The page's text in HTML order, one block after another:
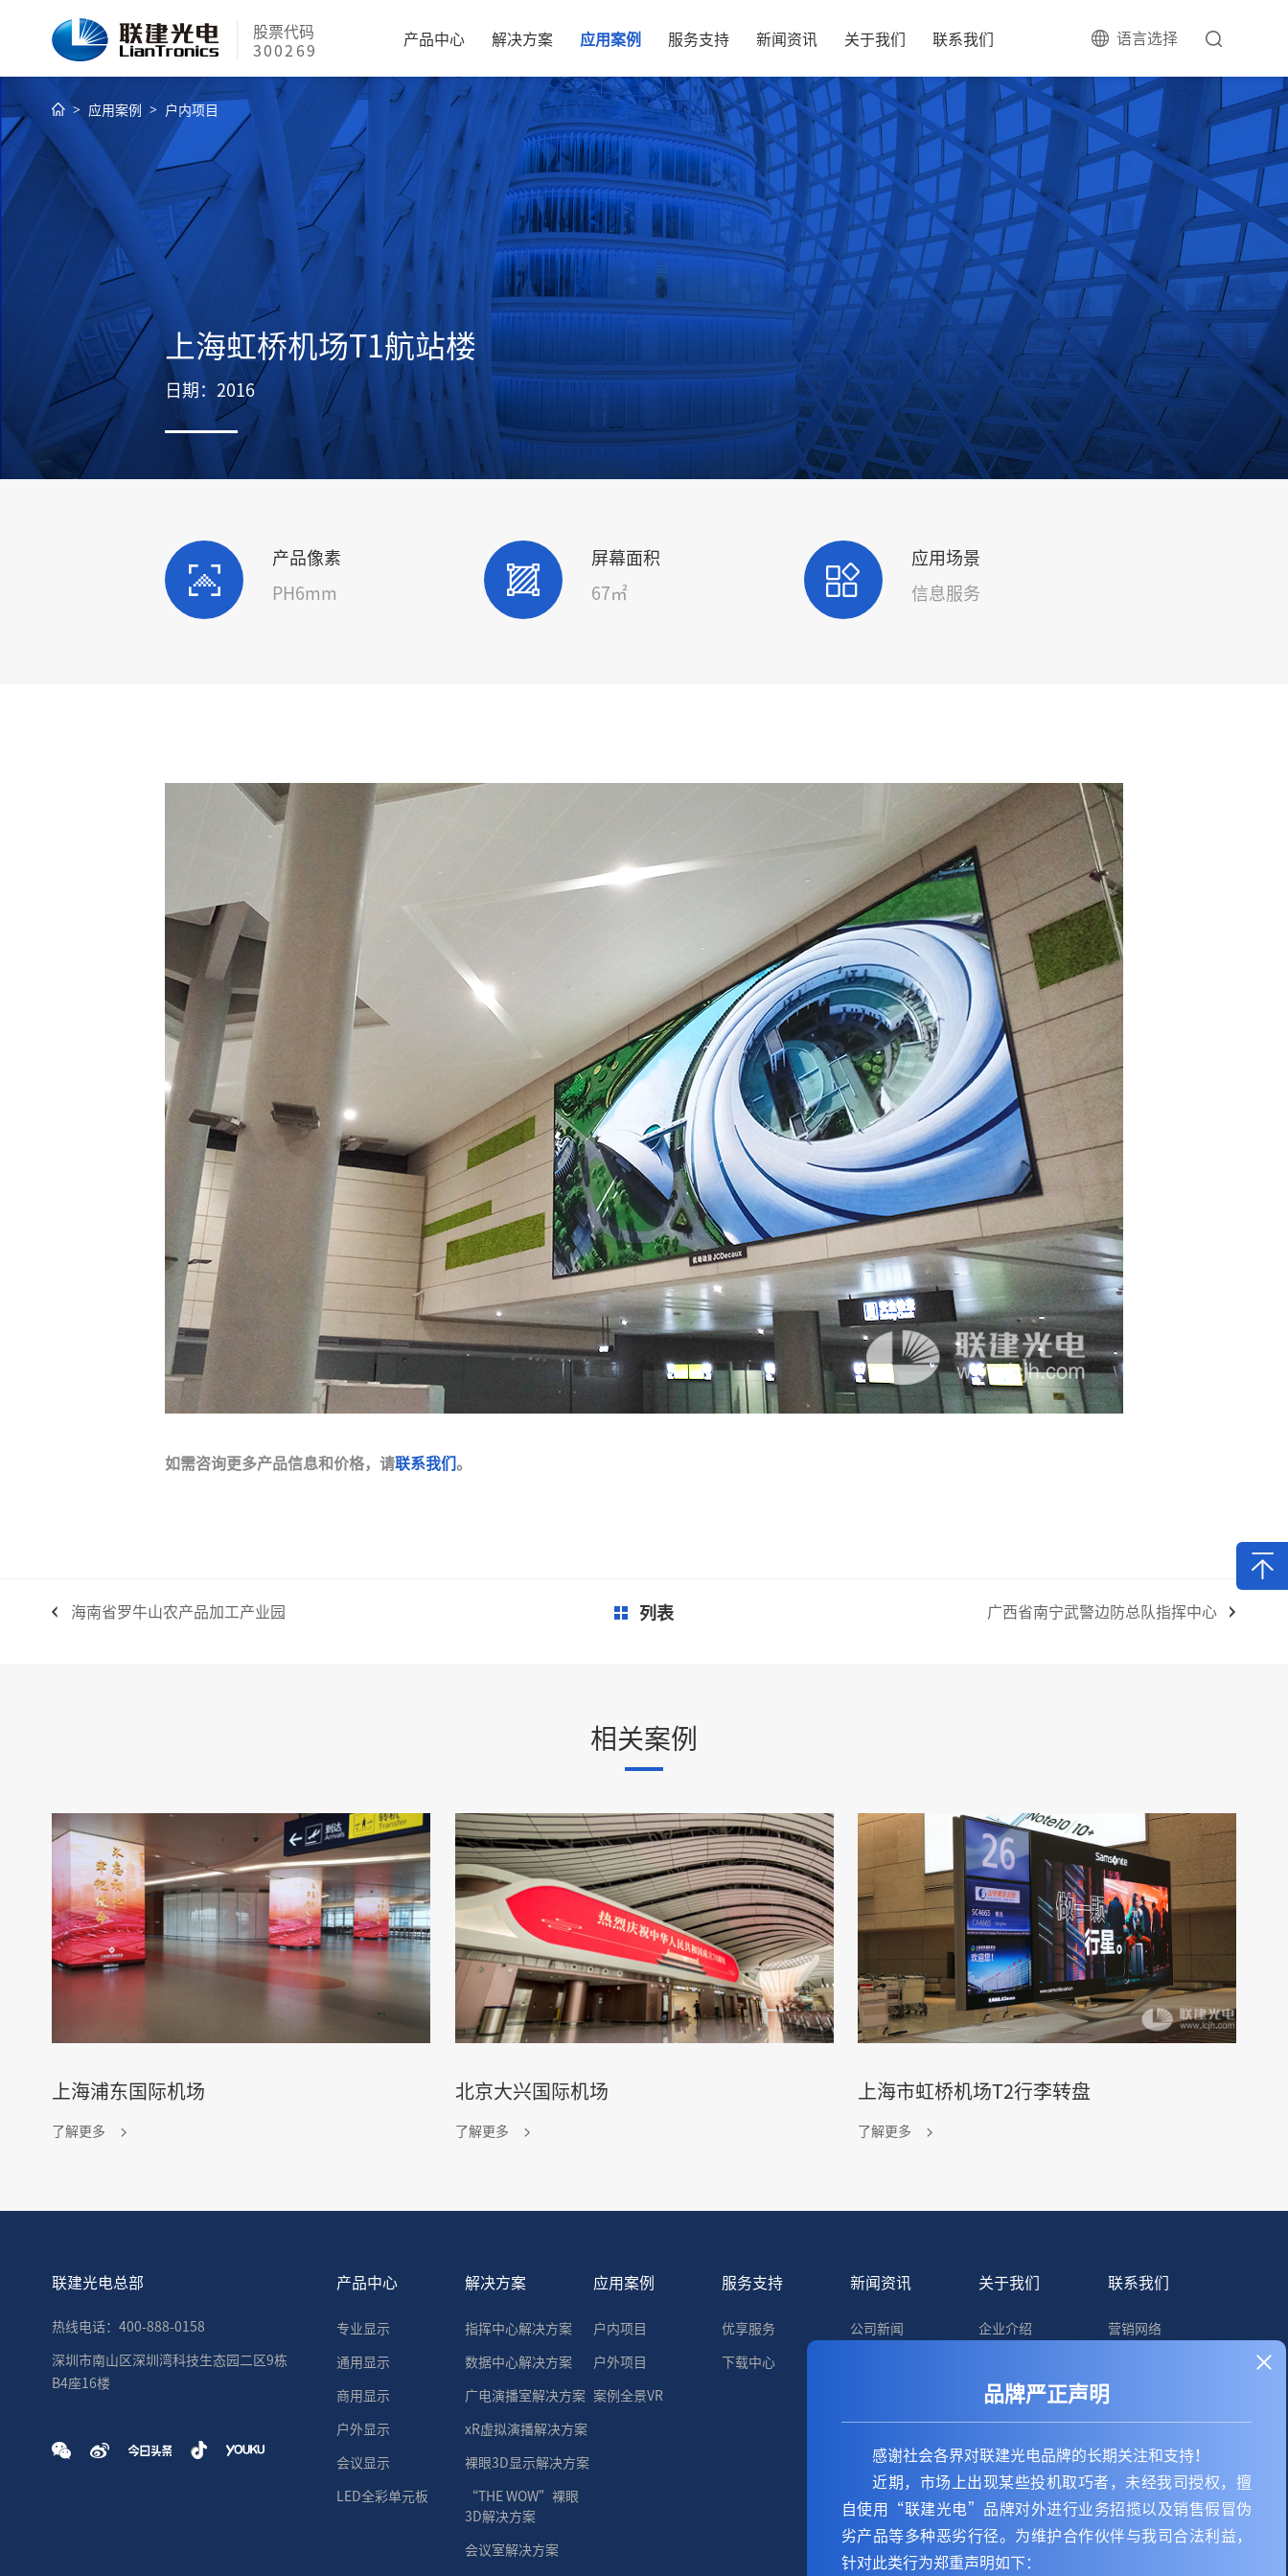
股票代码
300269
语言选择
产品中心 解决方案 应用案例 服务支持 新闻资讯 关于我们 联系我们
应用案例 户内项目
上海虹桥机场T1航站楼
日期：2016
产品像素
PH6mm
屏幕面积
67㎡
应用场景
信息服务
如需咨询更多产品信息和价格，请联系我们 。
海南省罗牛山农产品加工产业园 广西省南宁武警边防总队指挥中心
列表
相关案例
上海浦东国际机场
了解更多
北京大兴国际机场
了解更多
上海市虹桥机场T2行李转盘
了解更多
联建光电总部
热线电话：400-888-0158
深圳市南山区深圳湾科技生态园二区9栋
B4座16楼
产品中心
专业显示
通用显示
商用显示
户外显示
会议显示
LED全彩单元板
解决方案
指挥中心解决方案
数据中心解决方案
广电演播室解决方案
xR虚拟演播解决方案
裸眼3D显示解决方案
“THE WOW”裸眼
3D解决方案
会议室解决方案
应用案例
户内项目
户外项目
案例全景VR
服务支持
优享服务
下载中心
新闻资讯
公司新闻
关于我们
企业介绍
招贤纳士
联系我们
营销网络
品牌严正声明
感谢社会各界对联建光电品牌的长期关注和支持！
近期，市场上出现某些投机取巧者，未经我司授权，擅
自使用“联建光电”品牌对外进行业务招揽以及销售假冒伪
劣产品等多种恶劣行径。为维护合作伙伴与我司合法利益，
针对此类行为郑重声明如下：